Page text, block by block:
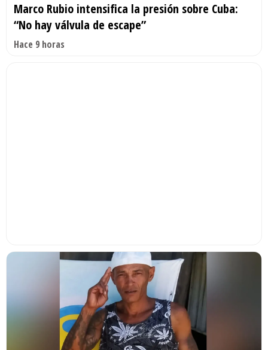
Marco Rubio intensifica la presión sobre Cuba:
“No hay válvula de escape”
Hace 9 horas